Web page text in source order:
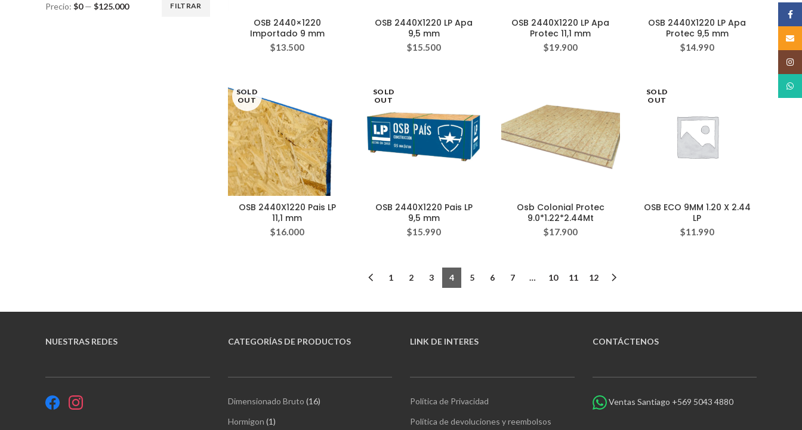
FILTRAR
Precio: $0— $125.000
OSB 2440×1220
Importado 9 mm
$13.500
OSB 2440X1220 LP Apa
9,5 mm
$15.500
OSB 2440X1220 LP Apa
Protec 11,1 mm
$19.900
OSB 2440X1220 LP Apa
Protec 9,5 mm
$14.990
SOLD
OUT
OSB 2440X1220 Pais LP
11,1 mm
$16.000
SOLD
OUT
OSB 2440X1220 Pais LP
9,5 mm
$15.990
Osb Colonial Protec
9.0*1.22*2.44Mt
$17.900
SOLD
OUT
OSB ECO 9MM 1.20 X 2.44
LP
$11.990
1 2 3 4 5 6 7 … 10 11 12
NUESTRAS REDES CATEGORÍAS DE PRODUCTOS
Dimensionado Bruto 1616
Hormigon 11
LINK DE INTERES
Política de Privacidad
Política de devoluciones y reembolsos
CONTÁCTENOS
Ventas Santiago +569 5043 4880
Email